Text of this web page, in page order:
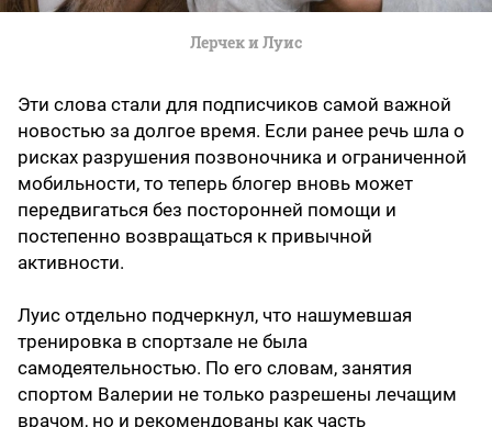
Лерчек и Луис
Эти слова стали для подписчиков самой важной
новостью за долгое время. Если ранее речь шла о
рисках разрушения позвоночника и ограниченной
мобильности, то теперь блогер вновь может
передвигаться без посторонней помощи и
постепенно возвращаться к привычной
активности.
Луис отдельно подчеркнул, что нашумевшая
тренировка в спортзале не была
самодеятельностью. По его словам, занятия
спортом Валерии не только разрешены лечащим
врачом, но и рекомендованы как часть